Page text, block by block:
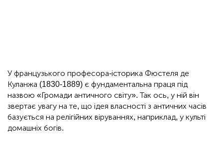
У французького професора-історика Фюстеля де
Куланжа (1830-1889) є фундаментальна праця під
назвою «Громади античного світу». Так ось, у ній він
звертає увагу на те, що ідея власності з античних часів
базується на релігійних віруваннях, наприклад, у культі
домашніх богів.